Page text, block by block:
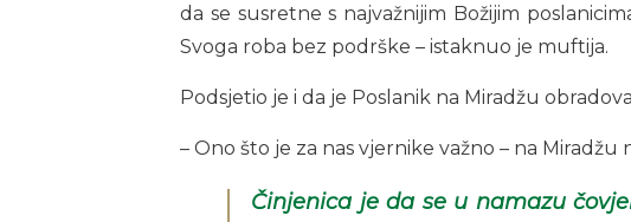
da se susretne s najvažnijim Božijim
Svoga roba bez podrške – istaknuo je muftija.
Podsjetio je i da je Poslanik na Miradžu
– Ono što je za nas vjernike važno – na Miradžu
Činjenica je da se u namazu